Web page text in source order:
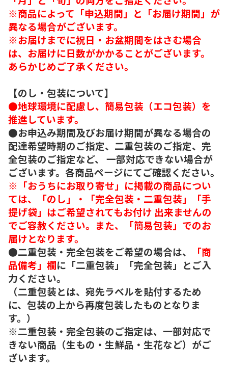
※商品によって「申込期間」と「お届け期間」が
異なる場合がございます。
※お届けまでに祝日・お盆期間をはさむ場合
は、お届けに日数がかかることがございます。
あらかじめご了承ください。
【のし・包装について】
●地球環境に配慮し、簡易包装（エコ包装）を
推進しています。
●お申込み期間及びお届け期間が異なる場合の
配達希望時期のご指定、二重包装のご指定、完
全包装のご指定など、 一部対応できない場合が
ございます。各商品ページにてご確認ください。
※「おうちにお取り寄せ」に掲載の商品につい
ては、「のし」・「完全包装・二重包装」「手
提げ袋」はご希望されてもお付け 出来ませんの
でご容赦ください。また、「簡易包装」でのお
届けとなります。
●二重包装・完全包装をご希望の場合は、
「商
品備考」欄に「二重包装」「完全包装」とご入
力ください。
（二重包装とは、宛先ラベルを貼付するため
に、包装の上から再度包装したものとなりま
す。）
※二重包装・完全包装のご指定は、一部対応で
きない商品（生もの・生鮮品・生花など）がご
ざいます。